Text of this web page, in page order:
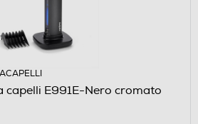
capelli E991E-Nero cromato